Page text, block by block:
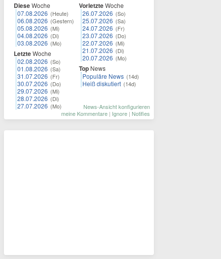
DieseWoche
07.08.2026 (Heute)
06.08.2026 (Gestern)
05.08.2026 (Mi)
04.08.2026 (Di)
03.08.2026 (Mo)
LetzteWoche
02.08.2026 (So)
01.08.2026 (Sa)
31.07.2026 (Fr)
30.07.2026 (Do)
29.07.2026 (Mi)
28.07.2026 (Di)
27.07.2026 (Mo)
VorletzteWoche
26.07.2026 (So)
25.07.2026 (Sa)
24.07.2026 (Fr)
23.07.2026 (Do)
22.07.2026 (Mi)
21.07.2026 (Di)
20.07.2026 (Mo)
Top News
Populäre News (14d)
Heiß diskutiert (14d)
News-Ansicht konfigurieren
meine Kommentare | Ignore | Notifies